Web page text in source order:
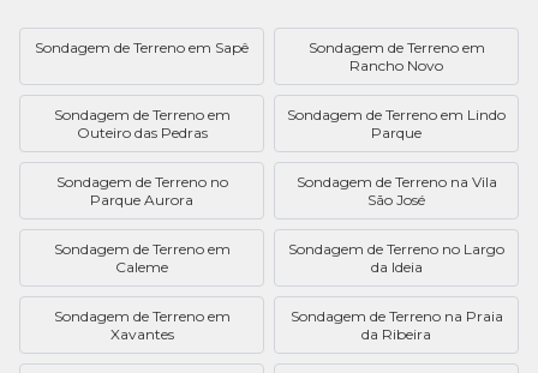
Sondagem de Terreno em Sapê
Sondagem de Terreno em
Rancho Novo
Sondagem de Terreno em
Outeiro das Pedras
Sondagem de Terreno em Lindo
Parque
Sondagem de Terreno no
Parque Aurora
Sondagem de Terreno na Vila
São José
Sondagem de Terreno em
Caleme
Sondagem de Terreno no Largo
da Ideia
Sondagem de Terreno em
Xavantes
Sondagem de Terreno na Praia
da Ribeira